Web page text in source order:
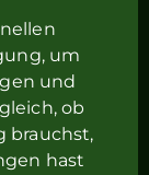
um
und
ob
brauchst,
hast